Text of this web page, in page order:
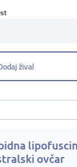
žival
ovčar